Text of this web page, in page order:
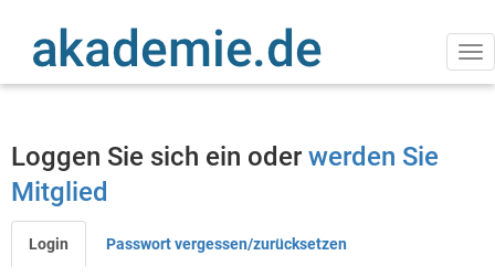
Inhalt
Loggen Sie sich ein oder werden Sie
Mitglied
Primäre
Login Passwort vergessen/zurücksetzen